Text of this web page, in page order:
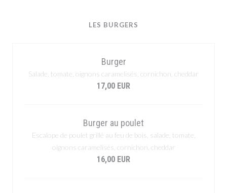
LES BURGERS
Burger
Salade, tomate, oignons caramelisés, cornichon, cheddar
17,00 EUR
Burger au poulet
Escalope de poulet grillé au feu de bois, salade, tomate,
oignons caramelisés, cornichon, cheddar
16,00 EUR